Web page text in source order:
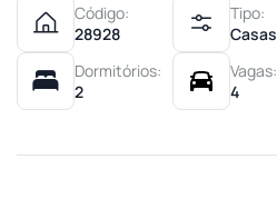
Código:
28928
Tipo:
Casas
Dormitórios:
2
Vagas:
4